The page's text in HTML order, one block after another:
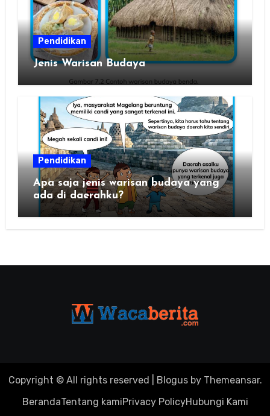
Pendidikan
Jenis Warisan Budaya
Pendidikan
Apa saja jenis warisan budaya yang
ada di daerahku?
Copyright © All rights reserved Blogusby Themeansar.
BerandaTentang kamiPrivacy PolicyHubungi Kami